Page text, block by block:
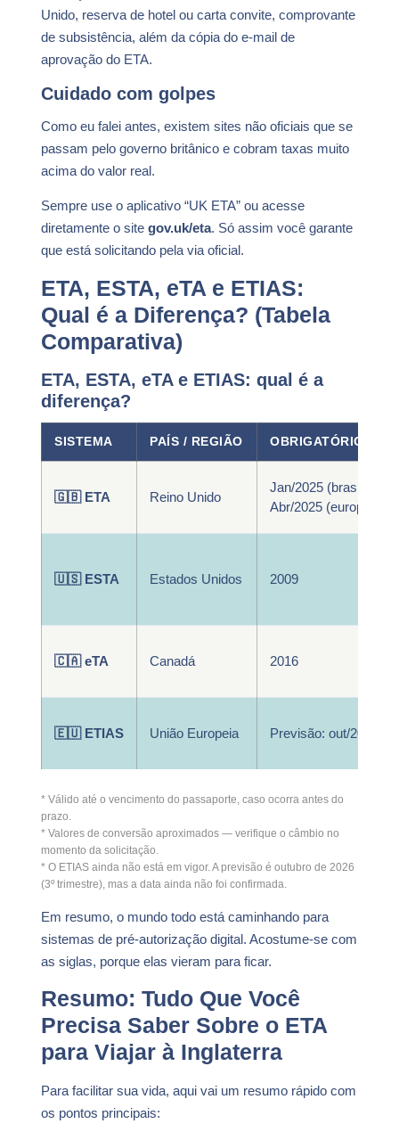
Unido, reserva de hotel ou carta convite, comprovante
de subsistência, além da cópia do e-mail de
aprovação do ETA.
Cuidado com golpes
Como eu falei antes, existem sites não oficiais que se
passam pelo governo britânico e cobram taxas muito
acima do valor real.
Sempre use o aplicativo “UK ETA” ou acesse
diretamente o site gov.uk/eta. Só assim você garante
que está solicitando pela via oficial.
ETA, ESTA, eTA e ETIAS:
Qual é a Diferença? (Tabela
Comparativa)
ETA, ESTA, eTA e ETIAS: qual é a
diferença?
SISTEMA PAÍS / REGIÃO OBRIGATÓRIO
🇬🇧 ETA Reino Unido
Jan/2025 (brasileiros)
Abr/2025 (europeus)
🇺🇸 ESTA Estados Unidos 2009
🇨🇦 eTA Canadá 2016
🇪🇺 ETIAS União Europeia Previsão: out/2026*
* Válido até o vencimento do passaporte, caso ocorra antes do
prazo.
* Valores de conversão aproximados — verifique o câmbio no
momento da solicitação.
* O ETIAS ainda não está em vigor. A previsão é outubro de 2026
(3º trimestre), mas a data ainda não foi confirmada.
Em resumo, o mundo todo está caminhando para
sistemas de pré-autorização digital. Acostume-se com
as siglas, porque elas vieram para ficar.
Resumo: Tudo Que Você
Precisa Saber Sobre o ETA
para Viajar à Inglaterra
Para facilitar sua vida, aqui vai um resumo rápido com
os pontos principais: